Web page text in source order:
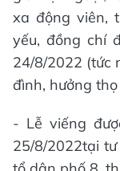
xa động viên,
yếu, đồng chí
24/8/2022 (tức
đình, hưởng
- Lễ viếng
25/8/2022tại